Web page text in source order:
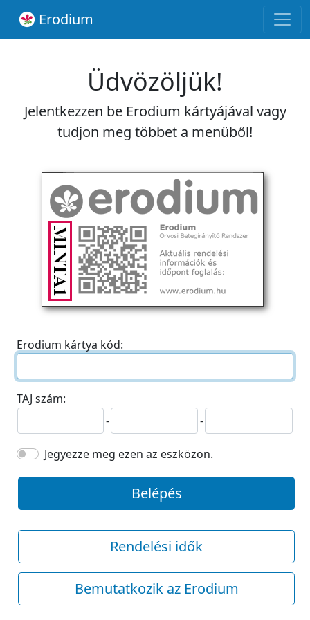
Erodium
Üdvözöljük!
Jelentkezzen be Erodium kártyájával vagy
tudjon meg többet a menüből!
Erodium kártya kód:
TAJ szám:
-
-
Jegyezze meg ezen az eszközön.
Belépés
Rendelési idők
Bemutatkozik az Erodium